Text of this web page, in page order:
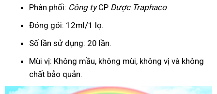
Phân phối: Công tyCP Dược Traphaco
Đóng gói: 12ml/1 lọ.
Số lần sử dụng: 20 lần.
Mùi vị: Không mầu, không mùi, không vị và không
chất bảo quản.